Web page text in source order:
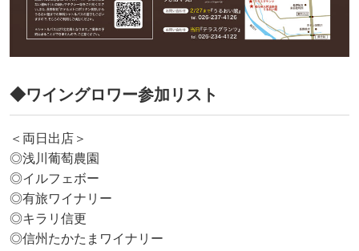
◆ワイングロワー参加リスト
＜両日出店＞
◎浅川葡萄農園
◎イルフェボー
◎有旅ワイナリー
◎キラリ信更
◎信州たかたまワイナリー